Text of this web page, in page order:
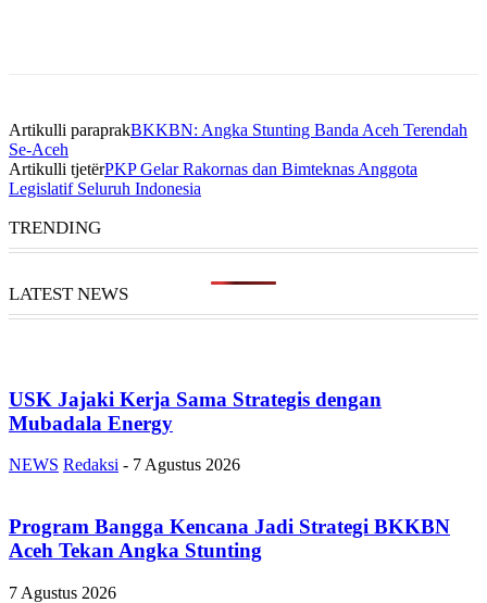
Artikulli paraprakBKKBN: Angka Stunting Banda Aceh Terendah
Se-Aceh
Artikulli tjetërPKP Gelar Rakornas dan Bimteknas Anggota
Legislatif Seluruh Indonesia
TRENDING
LATEST NEWS
USK Jajaki Kerja Sama Strategis dengan
Mubadala Energy
NEWS Redaksi - 7 Agustus 2026
Program Bangga Kencana Jadi Strategi BKKBN
Aceh Tekan Angka Stunting
7 Agustus 2026